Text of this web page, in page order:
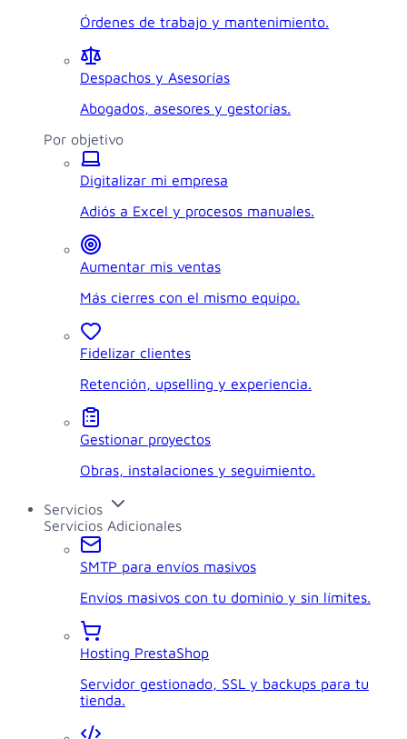
Órdenes de trabajo y mantenimiento.
Despachos y Asesorías
Abogados, asesores y gestorías.
Por objetivo
Digitalizar mi empresa
Adiós a Excel y procesos manuales.
Aumentar mis ventas
Más cierres con el mismo equipo.
Fidelizar clientes
Retención, upselling y experiencia.
Gestionar proyectos
Obras, instalaciones y seguimiento.
Servicios
Servicios Adicionales
SMTP para envíos masivos
Envíos masivos con tu dominio y sin límites.
Hosting PrestaShop
Servidor gestionado, SSL y backups para tu
tienda.